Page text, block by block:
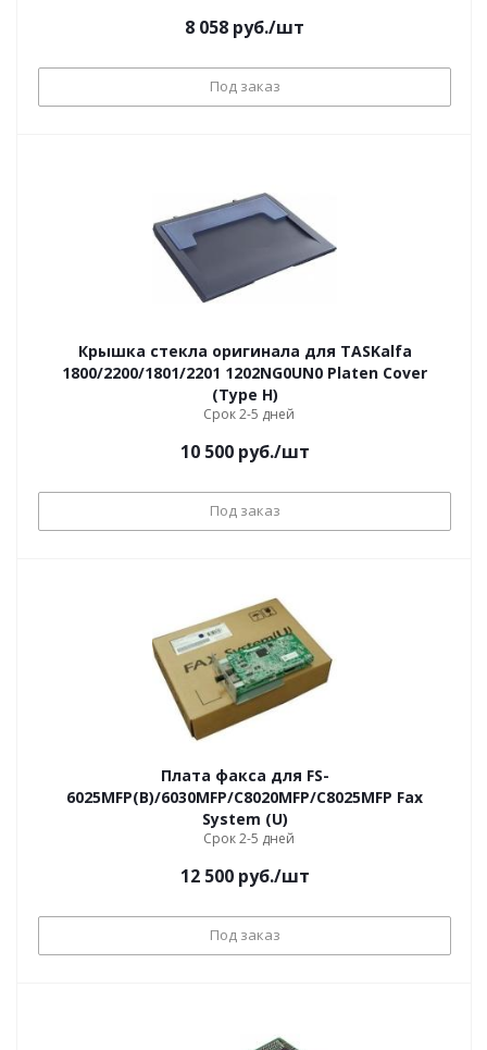
8 058 руб./шт
Под заказ
Крышка стекла оригинала для TASKalfa
1800/2200/1801/2201 1202NG0UN0 Platen Cover
(Type H)
Срок 2-5 дней
10 500руб./шт
Под заказ
Плата факса для FS-
6025MFP(B)/6030MFP/C8020MFP/C8025MFP Fax
System (U)
Срок 2-5 дней
12 500руб./шт
Под заказ